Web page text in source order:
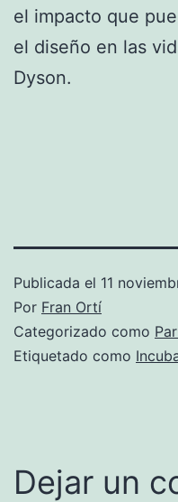
el impacto que
el diseño en las
Dyson.
Publicada el 11
Por Fran Ortí
Categorizado como
Etiquetado como
Dejar un